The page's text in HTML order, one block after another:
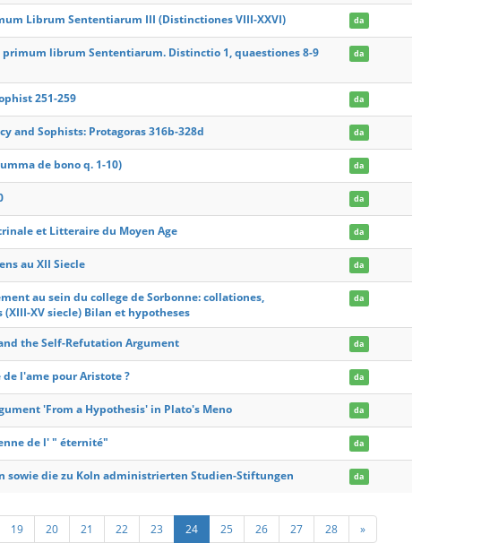
Librum Sententiarum III (Distinctiones VIII-XXVI) da
librum Sententiarum. Distinctio 1, quaestiones 8-9 da
251-259 da
and Sophists: Protagoras 316b-328d da
de bono q. 1-10) da
da
et Litteraire du Moyen Age da
au XII Siecle da
au sein du college de Sorbonne: collationes,
XV siecle) Bilan et hypotheses
da
the Self-Refutation Argument da
l'ame pour Aristote ? da
'From a Hypothesis' in Plato's Meno da
de l' " éternité" da
sowie die zu Koln administrierten Studien-Stiftungen da
19 20 21 22 23 24 25 26 27 28 »